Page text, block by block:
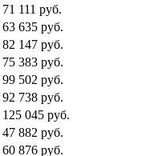
71 111 руб.
63 635 руб.
82 147 руб.
75 383 руб.
99 502 руб.
92 738 руб.
125 045 руб.
47 882 руб.
60 876 руб.